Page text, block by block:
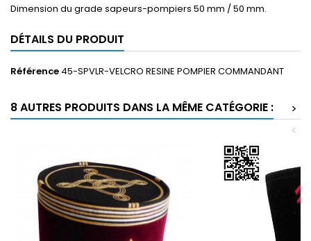
Dimension du grade sapeurs-pompiers 50 mm / 50 mm.
DÉTAILS DU PRODUIT
Référence 45-SPVLR-VELCRO RESINE POMPIER COMMANDANT
8 AUTRES PRODUITS DANS LA MÊME CATÉGORIE :
>
<